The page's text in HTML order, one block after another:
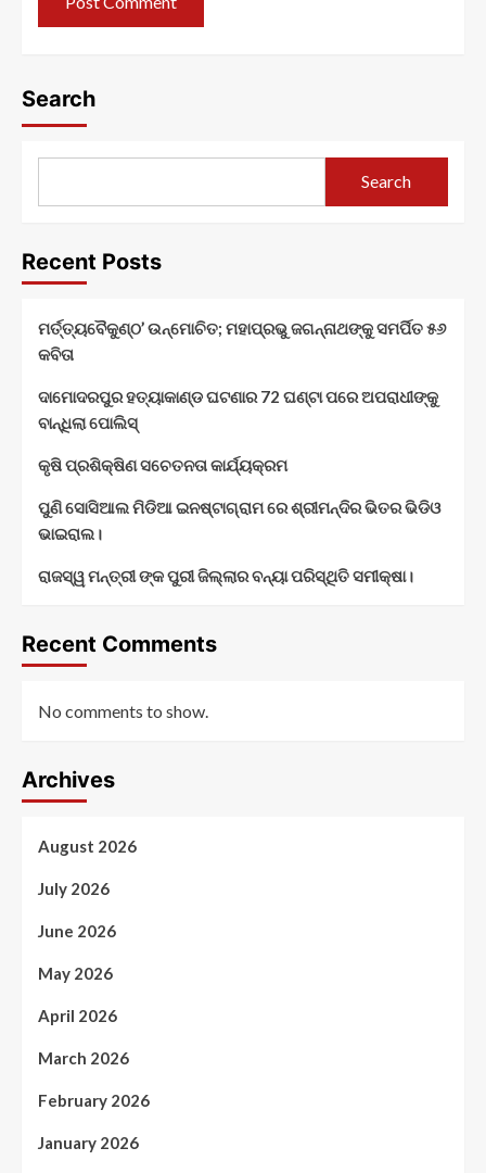
Search
Search
Recent Posts
ମର୍ତ୍ତ୍ୟବୈକୁଣ୍ଠ’ ଉନ୍ମୋଚିତ; ମହାପ୍ରଭୁ ଜଗନ୍ନାଥଙ୍କୁ ସମର୍ପିତ ୫୬
କବିତା
ଦାମୋଦରପୁର ହତ୍ୟାକାଣ୍ଡ ଘଟଣାର 72 ଘଣ୍ଟା ପରେ ଅପରାଧୀଙ୍କୁ
ବାନ୍ଧିଲା ପୋଲିସ୍
କୃଷି ପ୍ରଶିକ୍ଷିଣ ସଚେତନତା କାର୍ଯ୍ୟକ୍ରମ
ପୁଣି ସୋସିଆଲ ମିଡିଆ ଇନଷ୍ଟାଗ୍ରାମ ରେ ଶ୍ରୀମନ୍ଦିର ଭିତର ଭିଡିଓ
ଭାଇରାଲ।
ରାଜସ୍ୱ ମନ୍ତ୍ରୀ ଙ୍କ ପୁରୀ ଜିଲ୍ଲାର ବନ୍ୟା ପରିସ୍ଥିତି ସମୀକ୍ଷା।
Recent Comments
No comments to show.
Archives
August 2026
July 2026
June 2026
May 2026
April 2026
March 2026
February 2026
January 2026